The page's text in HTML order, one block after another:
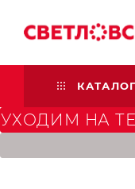
КАТАЛОГ
УХОДИМ НА